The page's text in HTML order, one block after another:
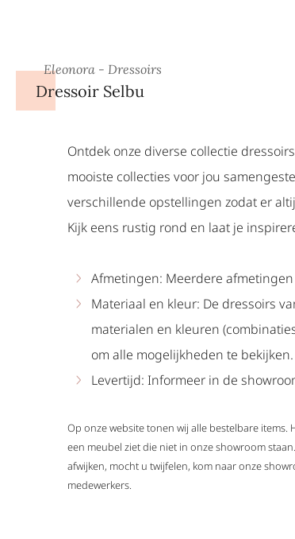
Eleonora - Dressoirs
Dressoir Selbu
Ontdek onze diverse collectie
mooiste collecties voor jou
verschillende opstellingen zodat er
Kijk eens rustig rond en laat je
Afmetingen: Meerdere
Materiaal en kleur: De dressoirs
materialen en kleuren
om alle mogelijkheden te bekijken.
Levertijd: Informeer in de
Op onze website tonen wij alle bestelbare
een meubel ziet die niet in onze showroom
afwijken, mocht u twijfelen, kom naar onze
medewerkers.